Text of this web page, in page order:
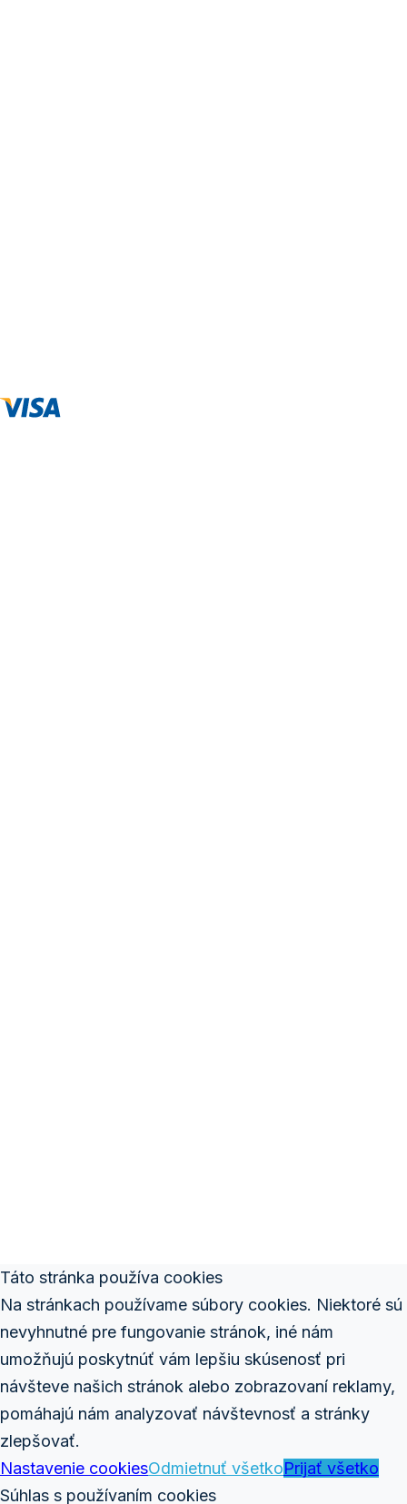
Táto stránka používa cookies
Na stránkach používame súbory cookies. Niektoré sú
nevyhnutné pre fungovanie stránok, iné nám
umožňujú poskytnúť vám lepšiu skúsenosť pri
návšteve našich stránok alebo zobrazovaní reklamy,
pomáhajú nám analyzovať návštevnosť a stránky
zlepšovať.
Nastavenie cookiesOdmietnuť všetkoPrijať všetko
Súhlas s používaním cookies